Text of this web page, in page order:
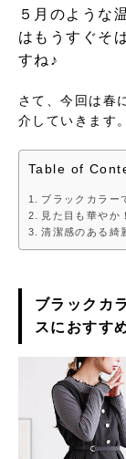
５月のような
はもうすぐそ
すね♪
さて、今回は春
介していきます。
Table of
ブラックカラー
見た目も華や
清潔感のある綺
ブラックカ
スにおすす